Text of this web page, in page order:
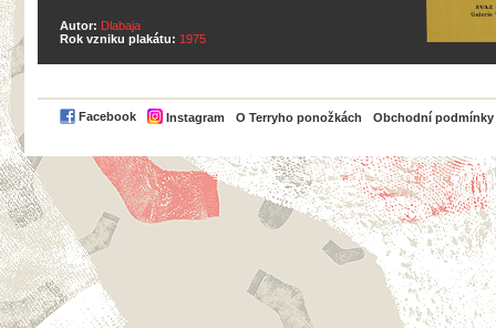
Autor: Dlabaja
Rok vzniku plakátu: 1975
Facebook Instagram O Terryho ponožkách Obchodní podmínky
PayPal